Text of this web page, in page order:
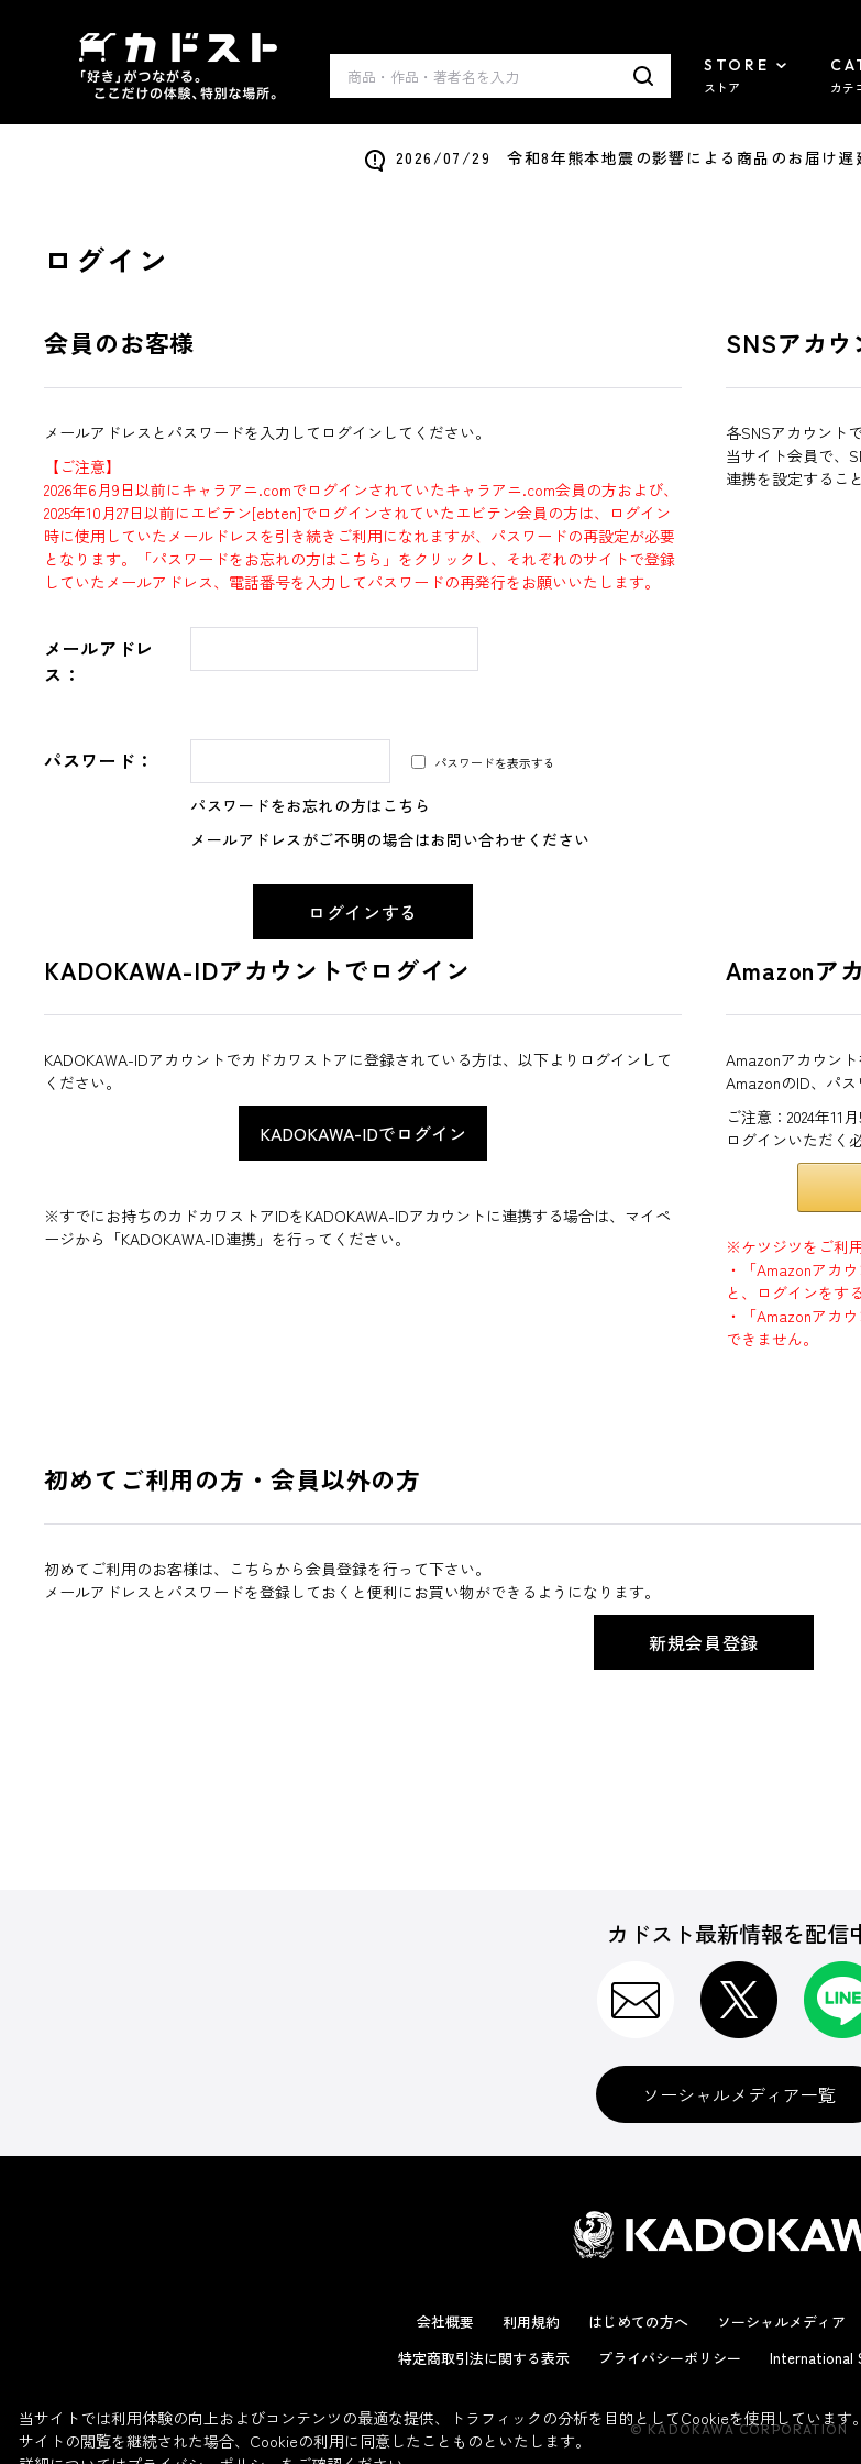
STORE
ストア カテ
2026/07/29 令和8年熊本地震の影響による商品のお届け遅
ログイン
会員のお客様
メールアドレスとパスワードを入力してログインしてください。
【ご注意】
2026年6月9日以前にキャラアニ.comでログインされていたキャラアニ.com会員の方および、
2025年10月27日以前にエビテン[ebten]でログインされていたエビテン会員の方は、ログイン
時に使用していたメールドレスを引き続きご利用になれますが、パスワードの再設定が必要
となります。「パスワードをお忘れの方はこちら」をクリックし、それぞれのサイトで登録
していたメールアドレス、電話番号を入力してパスワードの再発行をお願いいたします。
メールアドレ
ス：
パスワード： パスワードを表示する
パスワードをお忘れの方はこちら
メールアドレスがご不明の場合はお問い合わせください
KADOKAWA-IDアカウントでログイン
KADOKAWA-IDアカウントでカドカワストアに登録されている方は、以下よりログインして
ください。
※すでにお持ちのカドカワストアIDをKADOKAWA-IDアカウントに連携する場合は、マイペ
ージから「KADOKAWA-ID連携」を行ってください。
SNSアカ
各SNSアカウント
当サイト会員で、
連携を設定するこ
Amazonア
Amazonアカウン
AmazonのID、パ
ご注意：2024年11
ログインいただく
※ケツジツをご利
・「Amazonアカ
と、ログインをす
・「Amazonアカ
できません。
初めてご利用の方・会員以外の方
初めてご利用のお客様は、こちらから会員登録を行って下さい。
メールアドレスとパスワードを登録しておくと便利にお買い物ができるようになります。
カドスト最新情報を配信
ソーシャルメディア一覧
会社概要 利用規約 はじめての方へ ソーシャルメディア
特定商取引法に関する表示
プライバシーポリシー International
© KADOKAWA CORPORATION
当サイトでは利用体験の向上およびコンテンツの最適な提供、トラフィックの分析を目的としてCookieを使用しています。
サイトの閲覧を継続された場合、Cookieの利用に同意したことものといたします。